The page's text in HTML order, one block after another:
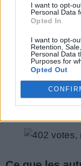
I want to opt-
Personal Data
Opted In
I want to opt-
Retention,
Personal Data
Purposes for
Opted Out